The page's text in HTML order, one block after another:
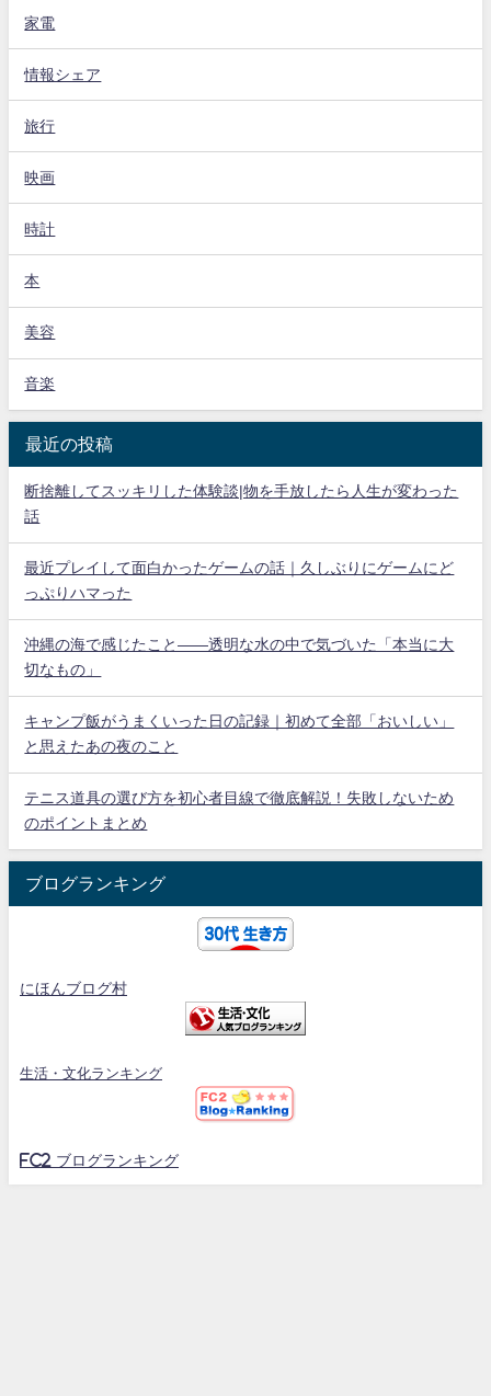
家電
情報シェア
旅行
映画
時計
本
美容
音楽
最近の投稿
断捨離してスッキリした体験談|物を手放したら人生が変わった
話
最近プレイして面白かったゲームの話｜久しぶりにゲームにど
っぷりハマった
沖縄の海で感じたこと——透明な水の中で気づいた「本当に大
切なもの」
キャンプ飯がうまくいった日の記録｜初めて全部「おいしい」
と思えたあの夜のこと
テニス道具の選び方を初心者目線で徹底解説！失敗しないため
のポイントまとめ
ブログランキング
にほんブログ村
生活・文化ランキング
FC2 ブログランキング